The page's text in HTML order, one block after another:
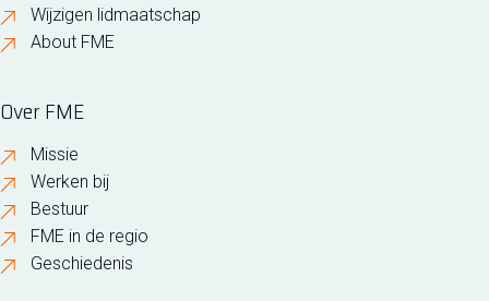
Wijzigen lidmaatschap
About FME
Over FME
Missie
Werken bij
Bestuur
FME in de regio
Geschiedenis